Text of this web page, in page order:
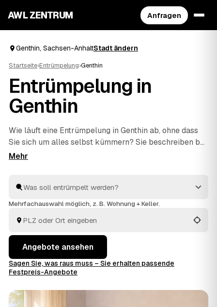
AWL ZENTRUM Anfragen
Genthin, Sachsen-AnhaltStadt ändern
Startseite›Entrümpelung›Genthin
Entrümpelung in
Genthin
Wie läuft eine Entrümpelung in Genthin ab, ohne dass
Sie sich um alles selbst kümmern? Sie beschreiben bei
AWL einmal, was weg soll – vom einzelnen Keller bis
verbindlichen Festpreisen. Sie wählen das beste
Angebot aus, der Rest passiert vor Ort: ausräumen,
Mehrfachauswahl möglich, z. B. Wohnung + Keller.
Angebote ansehen
Sagen Sie, was raus muss – Sie erhalten passende
Festpreis-Angebote